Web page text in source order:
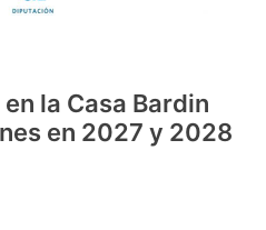
la Casa Bardin
en 2027 y 2028